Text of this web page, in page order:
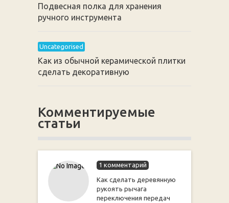
Подвесная полка для хранения
ручного инструмента
Uncategorised
Как из обычной керамической плитки
сделать декоративную
Комментируемые
статьи
1 комментарий
Как сделать деревянную
рукоять рычага
переключения передач